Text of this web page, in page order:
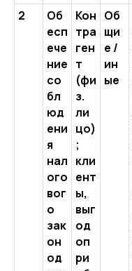
2
Об
есп
ече
ние
со
бл
юд
ени
я
нал
ого
вог
о
зак
он
од
Кон
тра
ген
т
(фи
з.
ли
цо)
;
кли
ент
ы,
выг
од
оп
ри
Об
щи
е /
ин
ые